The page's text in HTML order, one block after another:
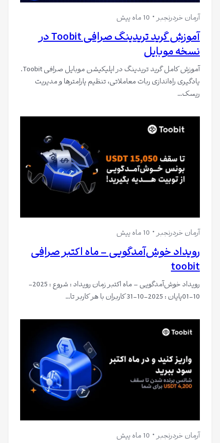
آرمان خردرنجبر 10 ماه پیش
آموزش گرید تریدینگ صرافی Toobit در
نسخه موبایل
آموزش کامل گرید تریدینگ در اپلیکیشن موبایل صرافی Toobit.
یادگیری راه‌اندازی ربات معاملاتی، تنظیم پارامترها و مدیریت
ریسک…
آرمان خردرنجبر 10 ماه پیش
رویداد خوش‌آمدگویی – ماه اکتبر صرافی
toobit
رویداد خوش‌آمدگویی – ماه اکتبر زمان رویداد : شروع : 2025-
10-01پایان : 2025-10-31 کاربران با هر کاربر تا…
آرمان خردرنجبر 10 ماه پیش